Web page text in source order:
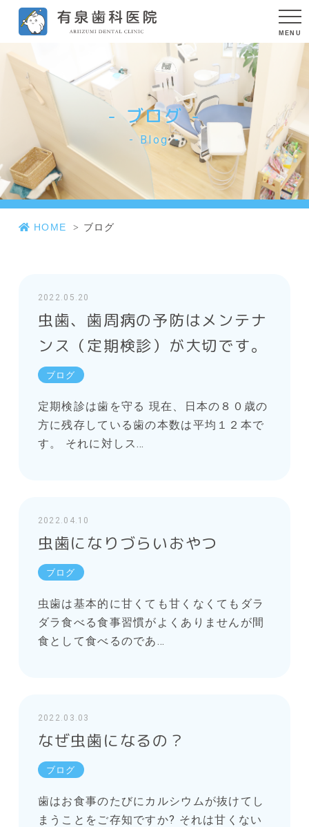
ブログ
Blog
HOME ブログ
2022.05.20
虫歯、歯周病の予防はメンテナ
ンス（定期検診）が大切です。
ブログ
定期検診は歯を守る 現在、日本の８０歳の
方に残存している歯の本数は平均１２本で
す。 それに対しス…
2022.04.10
虫歯になりづらいおやつ
ブログ
虫歯は基本的に甘くても甘くなくてもダラ
ダラ食べる食事習慣がよくありませんが間
食として食べるのであ…
2022.03.03
なぜ虫歯になるの？
ブログ
歯はお食事のたびにカルシウムが抜けてし
まうことをご存知ですか? それは甘くない